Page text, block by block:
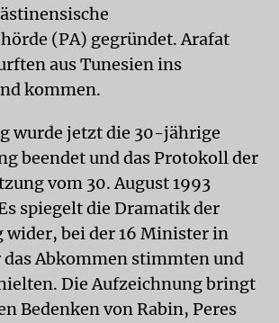
(PA) gegründet. Arafat
aus Tunesien ins
kommen.
wurde jetzt die 30-jährige
beendet und das Protokoll der
vom 30. August 1993
spiegelt die Dramatik der
wider, bei der 16 Minister in
das Abkommen stimmten und
Die Aufzeichnung bringt
Bedenken von Rabin, Peres